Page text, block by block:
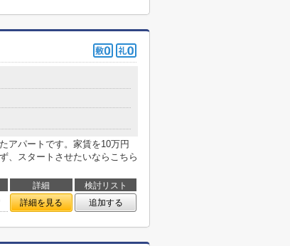
アパートです。家賃を10万円
、スタートさせたいならこちら
詳細
検討リスト
詳細を見る 追加する